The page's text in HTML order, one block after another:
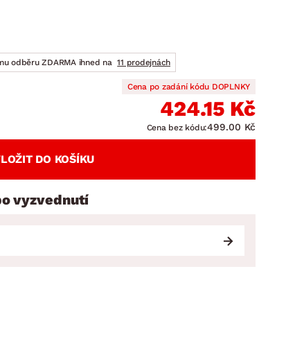
odběru ZDARMA ihned na 11 prodejnách
Cena po zadání kódu DOPLNKY
424.15 Kč
Cena bez kódu:499.00 Kč
DO KOŠÍKU
vyzvednutí